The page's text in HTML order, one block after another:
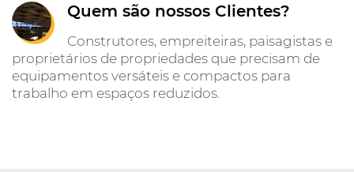
Quem são nossos Clientes?
Construtores, empreiteiras, paisagistas e
proprietários de propriedades que precisam de
equipamentos versáteis e compactos para
trabalho em espaços reduzidos.